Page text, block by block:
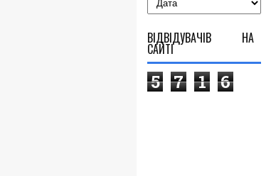
ВІДВІДУВАЧІВ НА
САЙТІ
5 7 1 6